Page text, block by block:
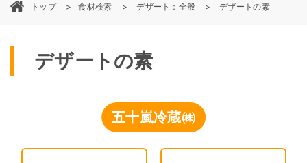
トップ 食材検索 デザート：全般 デザートの素
デザートの素
五十嵐冷蔵㈱